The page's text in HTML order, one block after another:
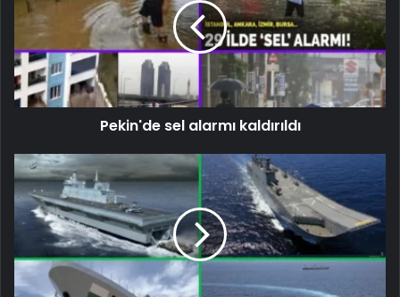
Pekin'de sel alarmı kaldırıldı